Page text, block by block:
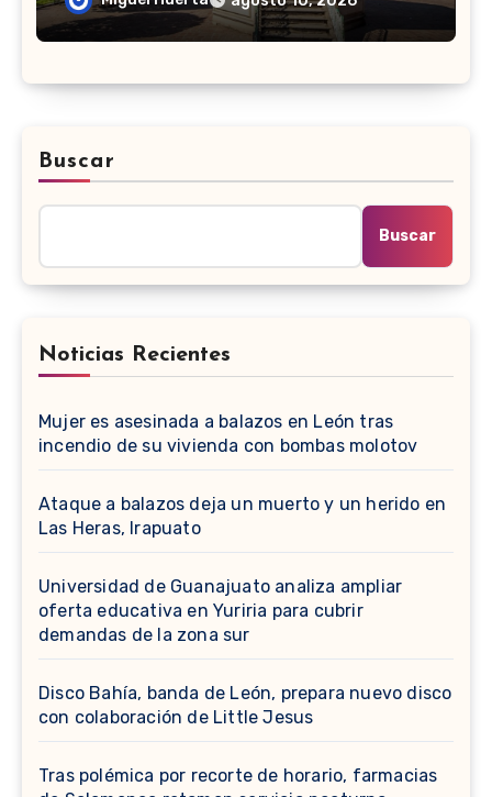
Buscar
Buscar
Noticias Recientes
Mujer es asesinada a balazos en León tras
incendio de su vivienda con bombas molotov
Ataque a balazos deja un muerto y un herido en
Las Heras, Irapuato
Universidad de Guanajuato analiza ampliar
oferta educativa en Yuriria para cubrir
demandas de la zona sur
Disco Bahía, banda de León, prepara nuevo disco
con colaboración de Little Jesus
Tras polémica por recorte de horario, farmacias